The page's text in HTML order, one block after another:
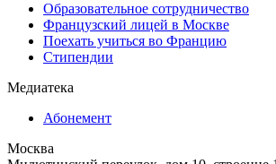
Образовательное сотрудничество
Французский лицей в Москве
Поехать учиться во Францию
Стипендии
Медиатека
Абонемент
Москва